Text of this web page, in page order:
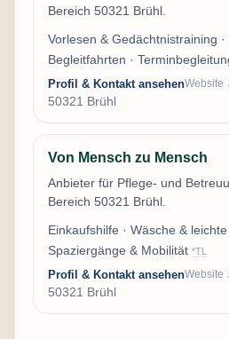
Bereich 50321 Brühl.
Vorlesen & Gedächtnistraining
Begleitfahrten ·
Profil & Kontakt ansehenWebsite
50321 Brühl
Von Mensch zu Mensch
Anbieter für Pflege- und
Bereich 50321 Brühl.
Einkaufshilfe · Wäsche &
Spaziergänge & Mobilität *TL
Profil & Kontakt ansehenWebsite
50321 Brühl